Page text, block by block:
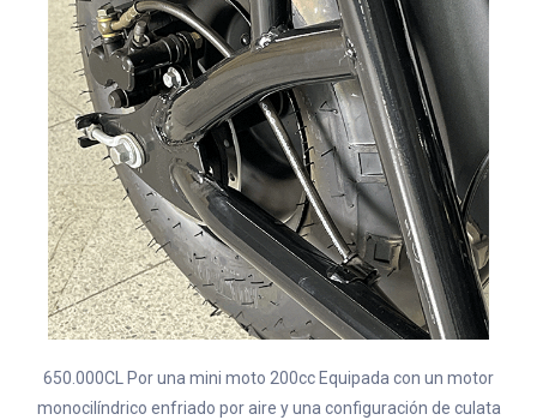
650.000CL Por una mini moto 200cc Equipada con un motor
monocilíndrico enfriado por aire y una configuración de culata